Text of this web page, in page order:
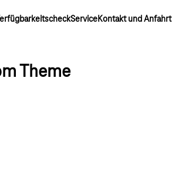
ServiceKontakt und Anfahrt
Theme